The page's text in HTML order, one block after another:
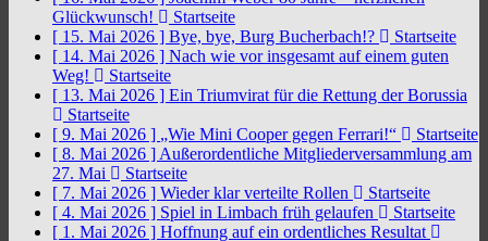
Glückwunsch!
Startseite
[ 15. Mai 2026 ] Bye, bye, Burg Bucherbach!?
Startseite
[ 14. Mai 2026 ] Nach wie vor insgesamt auf einem guten
Weg!
Startseite
[ 13. Mai 2026 ] Ein Triumvirat für die Rettung der Borussia
Startseite
[ 9. Mai 2026 ] „Wie Mini Cooper gegen Ferrari!“
Startseite
[ 8. Mai 2026 ] Außerordentliche Mitgliederversammlung am
27. Mai
Startseite
[ 7. Mai 2026 ] Wieder klar verteilte Rollen
Startseite
[ 4. Mai 2026 ] Spiel in Limbach früh gelaufen
Startseite
[ 1. Mai 2026 ] Hoffnung auf ein ordentliches Resultat